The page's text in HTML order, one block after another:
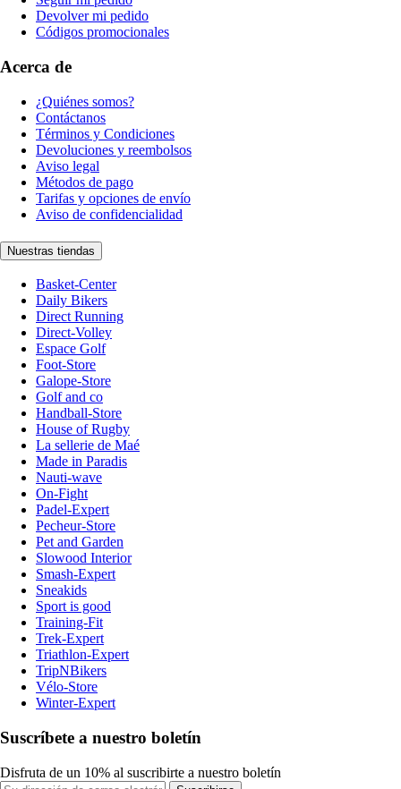
Devolver mi pedido
Códigos promocionales
Acerca de
¿Quiénes somos?
Contáctanos
Términos y Condiciones
Devoluciones y reembolsos
Aviso legal
Métodos de pago
Tarifas y opciones de envío
Aviso de confidencialidad
Nuestras tiendas
Basket-Center
Daily Bikers
Direct Running
Direct-Volley
Espace Golf
Foot-Store
Galope-Store
Golf and co
Handball-Store
House of Rugby
La sellerie de Maé
Made in Paradis
Nauti-wave
On-Fight
Padel-Expert
Pecheur-Store
Pet and Garden
Slowood Interior
Smash-Expert
Sneakids
Sport is good
Training-Fit
Trek-Expert
Triathlon-Expert
TripNBikers
Vélo-Store
Winter-Expert
Suscríbete a nuestro boletín
Disfruta de un 10% al suscribirte a nuestro boletín